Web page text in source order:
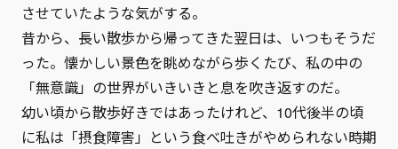
させていたような気がする。
昔から、長い散歩から帰ってきた翌日は、いつもそうだ
った。懐かしい景色を眺めながら歩くたび、私の中の
「無意識」の世界がいきいきと息を吹き返すのだ。
幼い頃から散歩好きではあったけれど、10代後半の頃
に私は「摂食障害」という食べ吐きがやめられない時期